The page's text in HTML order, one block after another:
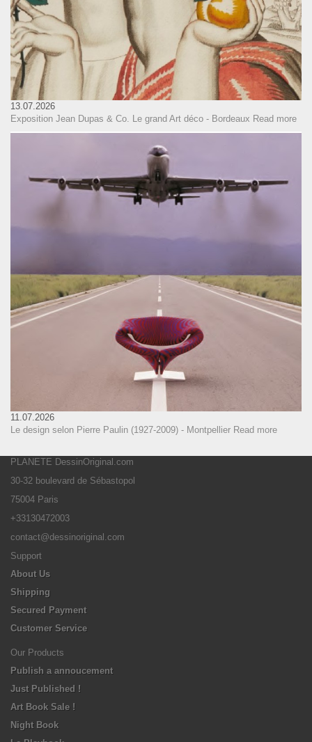
13.07.2026
Exposition Jean Dupas & Co. Le grand Art déco - Bordeaux Read more
11.07.2026
Le design selon Pierre Paulin (1927-2009) - Montpellier Read more
PLANETE DessinOriginal.com
30-32 boulevard de Sébastopol
75004 Paris
+33130472003
contact@dessinoriginal.com
Support
About Us
Shipping
Secured Payment
Customer Service
Our Products
Publish a annoucement
Just Published !
Art Book Sale !
Night Book